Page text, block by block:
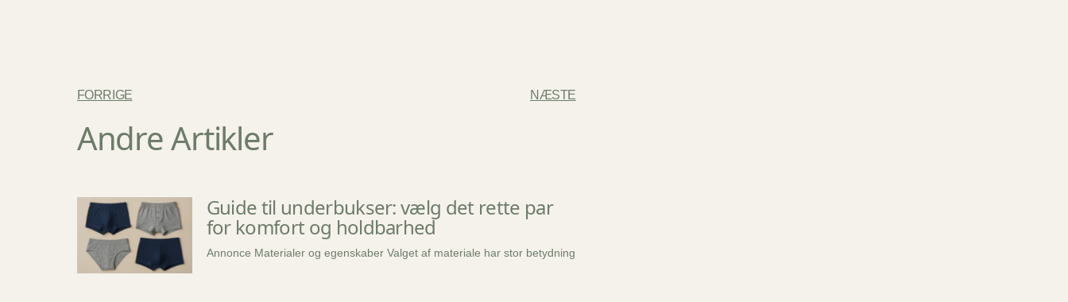
FORRIGE NÆSTE
Andre Artikler
Guide til underbukser: vælg det rette par
for komfort og holdbarhed
Annonce Materialer og egenskaber Valget af materiale har stor betydning